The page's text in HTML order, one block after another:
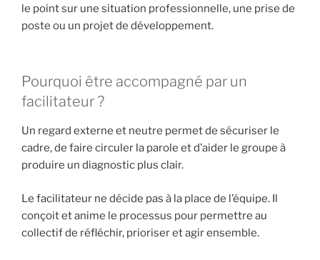
le point sur une situation professionnelle, une prise de
poste ou un projet de développement.
Pourquoi être accompagné par un
facilitateur ?
Un regard externe et neutre permet de sécuriser le
cadre, de faire circuler la parole et d’aider le groupe à
produire un diagnostic plus clair.
Le facilitateur ne décide pas à la place de l’équipe. Il
conçoit et anime le processus pour permettre au
collectif de réfléchir, prioriser et agir ensemble.